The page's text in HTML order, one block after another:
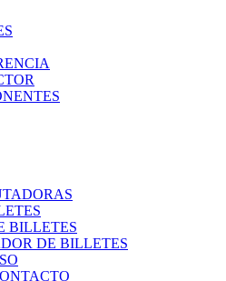
BILLETES
DE BILLETES